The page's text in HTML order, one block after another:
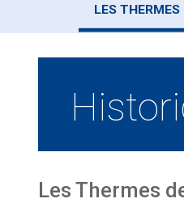
LES THERMES
Les Thermes